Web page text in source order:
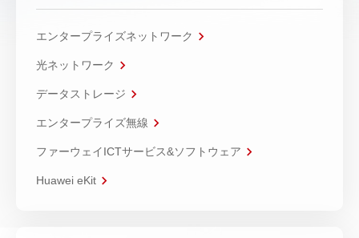
エンタープライズネットワーク
光ネットワーク
データストレージ
エンタープライズ無線
ファーウェイICTサービス&ソフトウェア
Huawei eKit